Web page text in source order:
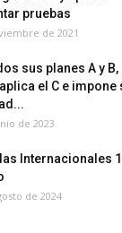
pruebas
de 2021
sus planes A y B,
el C e impone
de 2023
Internacionales
de 2024